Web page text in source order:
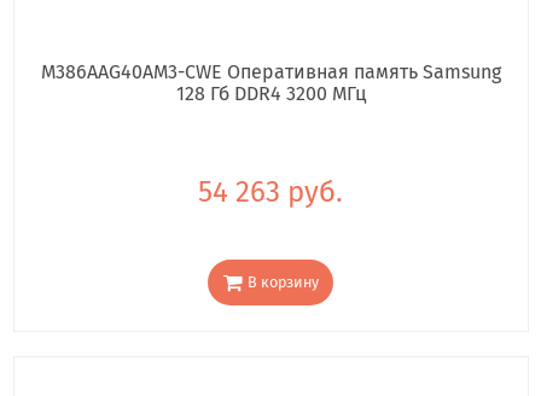
M386AAG40AM3-CWE Оперативная память Samsung
128 Гб DDR4 3200 МГц
54 263 руб.
В корзину